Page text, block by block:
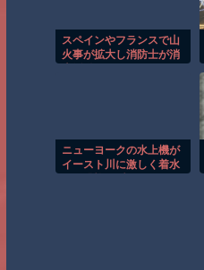
スペインやフランスで山
火事が拡大し消防士が消
ニューヨークの水上機が
イースト川に激しく着水